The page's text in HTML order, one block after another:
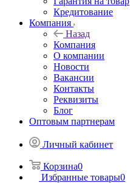
Кредитование
Компания
Назад
Компания
О компании
Новости
Вакансии
Контакты
Реквизиты
Блог
Оптовым партнерам
Личный кабинет
Корзина0
Избранные товары0